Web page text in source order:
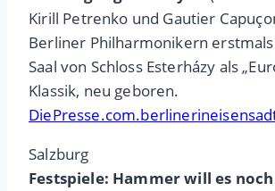
Kirill Petrenko und Gautier
Berliner Philharmonikern
Saal von Schloss Esterházy als
Klassik, neu geboren.
Salzburg
Festspiele: Hammer will es